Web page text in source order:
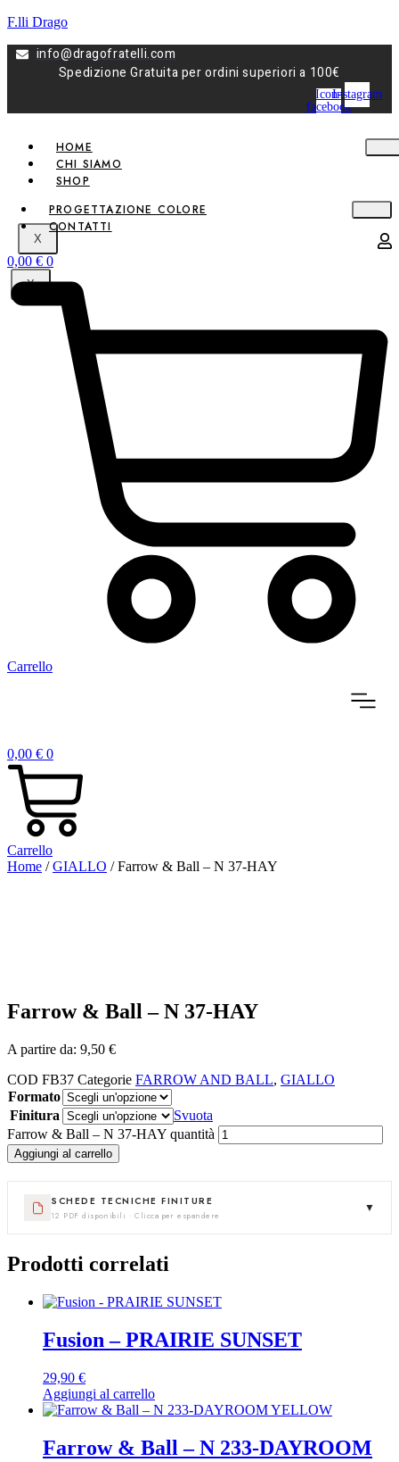
F.lli Drago
info@dragofratelli.com
Spedizione Gratuita per ordini superiori a 100€
Icon-
facebook
Instagram
HOME
CHI SIAMO
SHOP
X
PROGETTAZIONE COLORE
CONTATTI
X
0,00 € 0
Carrello
0,00 € 0
Carrello
Home /GIALLO / Farrow & Ball – N 37-HAY
Farrow & Ball – N 37-HAY
A partire da: 9,50 €
COD FB37 Categorie FARROW AND BALL, GIALLO
Formato
Finitura
Svuota
Farrow & Ball – N 37-HAY quantità
Aggiungi al carrello
SCHEDE TECNICHE FINITURE
12 PDF disponibili · Clicca per espandere ▼
Prodotti correlati
Fusion – PRAIRIE SUNSET
29,90 €
Aggiungi al carrello
Farrow & Ball – N 233-DAYROOM